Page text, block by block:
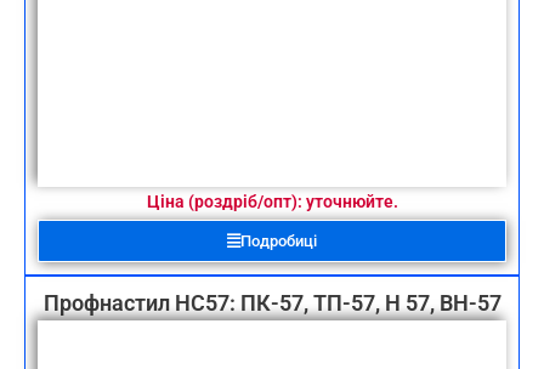
Ціна (роздріб/опт): уточнюйте.
Подробиці
Профнастил НС57: ПК-57, ТП-57, Н 57, ВН-57